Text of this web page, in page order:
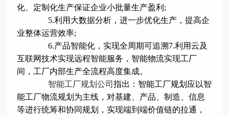
化、定制化生产保证企业小批量生产盈利;
5.利用大数据分析，进一步优化生产，提高企
业整体运营效率;
6.产品智能化，实现全周期可追溯7.利用云及
互联网技术实现远程智能服务，智能物流实现工厂
间，工厂内部生产全流程高度集成。
智能工厂规划公司指出：智能工厂规划应以智
能工厂物流规划为主线，对基建、产品、制造、信息
等进行统筹和协同规划，实现端到端价值链的拉通，